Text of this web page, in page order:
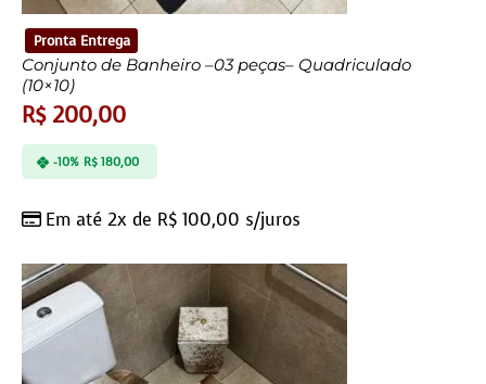
Pronta Entrega
Conjunto de Banheiro –03 peças– Quadriculado
(10×10)
R$200,00
Em até 2x de R$ 100,00 s/juros
-10% R$180,00